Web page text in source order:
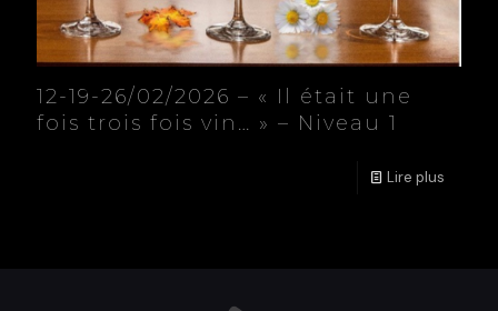
12-19-26/02/2026 – « Il était une
fois trois fois vin… » – Niveau 1
Lire plus